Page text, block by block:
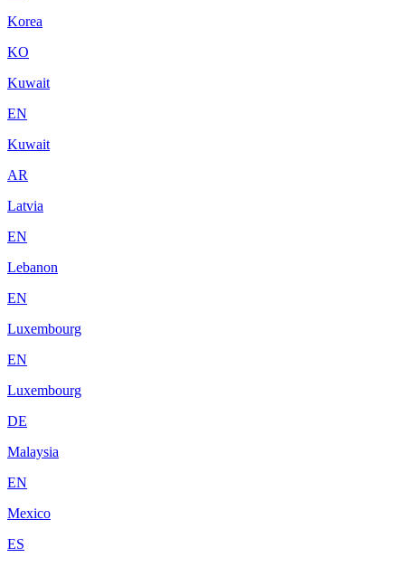
Korea
KO
Kuwait
EN
Kuwait
AR
Latvia
EN
Lebanon
EN
Luxembourg
EN
Luxembourg
DE
Malaysia
EN
Mexico
ES